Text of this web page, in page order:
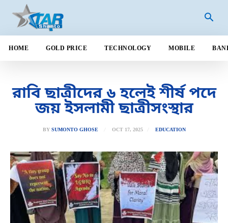
HOME GOLD PRICE TECHNOLOGY MOBILE
রাবি ছাত্রীদের ৬ হলেই শীর্ষ পদে
জয় ইসলামী ছাত্রীসংস্থার
BY SUMONTO GHOSE OCT 17, 2025 EDUCATION